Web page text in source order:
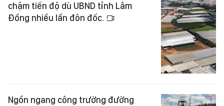
chậm tiến độ dù UBND tỉnh Lâm
Đồng nhiều lần đôn đốc.
Ngổn ngang công trường đường